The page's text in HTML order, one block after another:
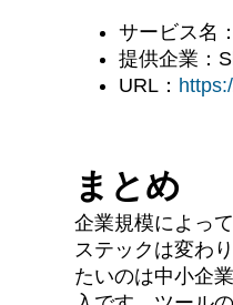
サービス名
提供企業：
URL：
まとめ
企業規模によっ
ステックは変わ
たいのは中小企